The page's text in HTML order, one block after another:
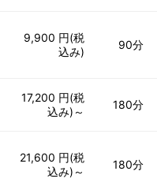
9,900 円(税
込み)
90分
17,200 円(税
込み)～
180分
21,600 円(税
込み)～
180分